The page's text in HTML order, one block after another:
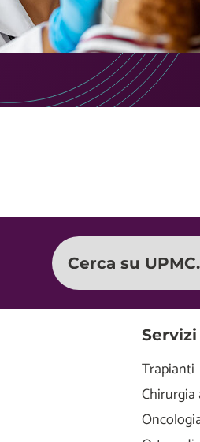
Cerca su
Servizi
Trapianti